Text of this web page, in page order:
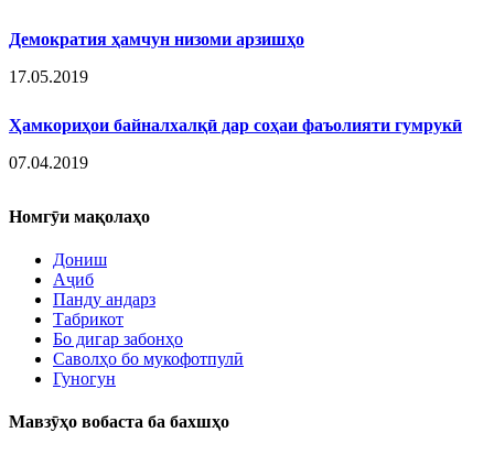
Демократия ҳамчун низоми арзишҳо
17.05.2019
Ҳамкориҳои байналхалқӣ дар соҳаи фаъолияти гумрукӣ
07.04.2019
Номгӯи мақолаҳо
Дониш
Аҷиб
Панду андарз
Табрикот
Бо дигар забонҳо
Саволҳо бо мукофотпулӣ
Гуногун
Мавзӯҳо вобаста ба бахшҳо